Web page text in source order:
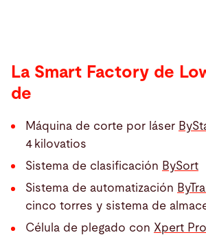
La Smart Factory de
de
Máquina de corte por láser
4 kilovatios
Sistema de clasificación BySort
Sistema de automatización
cinco torres y sistema de
Célula de plegado con Xpert Pro